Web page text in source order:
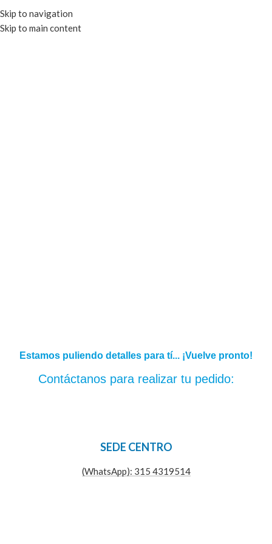
Skip to navigation
Skip to main content
Estamos puliendo detalles para tí... ¡Vuelve pronto!
Contáctanos para realizar tu pedido:
SEDE CENTRO
(WhatsApp): 315 4319514